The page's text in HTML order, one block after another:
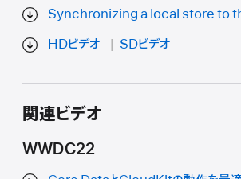
Synchronizing a local store to
HDビデオ
SDビデオ
関連ビデオ
WWDC22